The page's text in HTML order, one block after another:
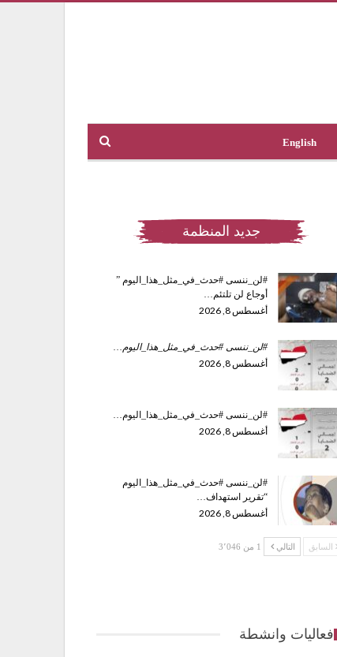
English
جديد المنظمة
#لن_ننسى #حدث_في_مثل_هذا_اليوم ”
أوجاع لن تلتئم…
أغسطس 8, 2026
#لن_ننسى #حدث_في_مثل_هذا_اليوم…
أغسطس 8, 2026
#لن_ننسى #حدث_في_مثل_هذا_اليوم…
أغسطس 8, 2026
#لن_ننسى #حدث_في_مثل_هذا_اليوم
“تقرير استهداف…
أغسطس 8, 2026
السابق التالي 1 من 3٬046
فعاليات وانشطة